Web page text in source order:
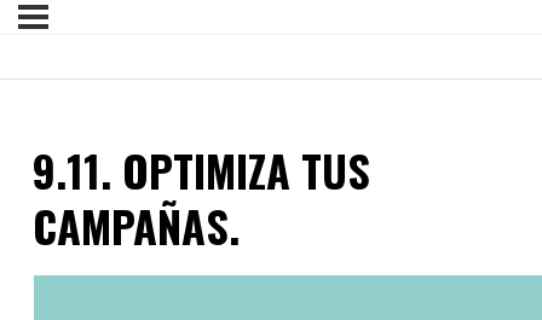
9.11. OPTIMIZA TUS
CAMPAÑAS.